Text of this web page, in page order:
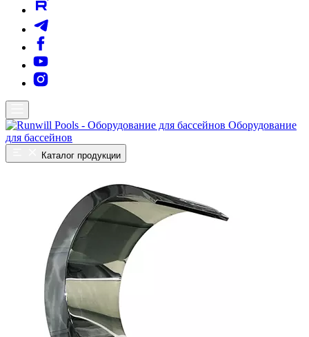
Оборудование
для бассейнов
Каталог продукции